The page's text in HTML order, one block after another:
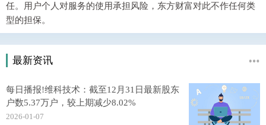
任。用户个人对服务的使用承担风险，东方财富对此不作任何类
型的担保。
最新资讯
每日播报!维科技术：截至12月31日最新股东
户数5.37万户，较上期减少8.02%
2026-01-07